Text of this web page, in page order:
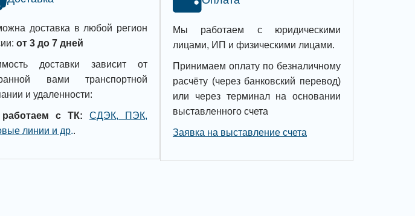
Мы работаем с юридическими
лицами, ИП и физическими лицами.
Принимаем оплату по безналичному
расчёту (через банковский перевод)
или через терминал на основании
выставленного счета
Заявка на выставление счета
доставка в любой регион
от 3 до 7 дней
доставки зависит от
вами транспортной
и удаленности:
с ТК:
СДЭК, ПЭК,
линии и др..